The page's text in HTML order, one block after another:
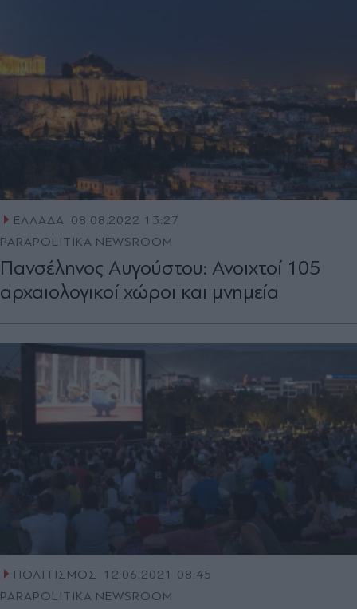
ΕΛΛΑΔΑ 08.08.2022 13:27
PARAPOLITIKA NEWSROOM
Πανσέληνος Αυγούστου: Ανοιχτοί 105
αρχαιολογικοί χώροι και μνημεία
ΠΟΛΙΤΙΣΜΟΣ
12.06.2021 08:45
PARAPOLITIKA NEWSROOM